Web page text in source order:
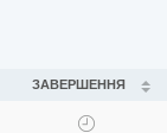
ЗАВЕРШЕННЯ